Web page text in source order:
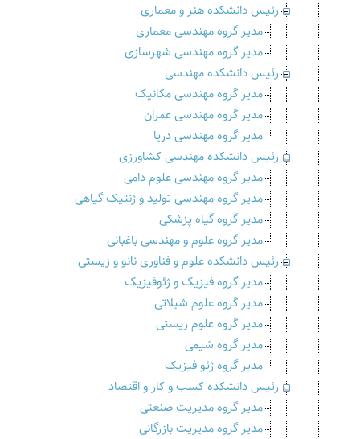
رئیس دانشکده هنر و معماری
مدیر گروه مهندسی معماری
مدیر گروه مهندسی شهرسازی
رئیس دانشکده مهندسی
مدیر گروه مهندسی مکانیک
مدیر گروه مهندسی عمران
مدیر گروه مهندسی دریا
رئیس دانشکده مهندسی کشاورزی
مدیر گروه مهندسی علوم دامی
مدیر گروه مهندسی تولید و ژنتیک گیاهی
مدیر گروه گیاه پزشکی
مدیر گروه علوم و مهندسی باغبانی
رئیس دانشکده علوم و فناوری نانو و زیستی
مدیر گروه فیزیک و ژئوفیزیک
مدیر گروه علوم شیلاتی
مدیر گروه علوم زیستی
مدیر گروه شیمی
مدیر گروه ژئو فیزیک
رئیس دانشکده کسب و کار و اقتصاد
مدیر گروه مدیریت صنعتی
مدیر گروه مدیریت بازرگانی